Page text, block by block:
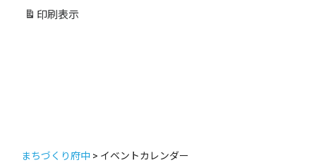
リ
印刷 表示
まちづくり府中 > イベントカレンダー